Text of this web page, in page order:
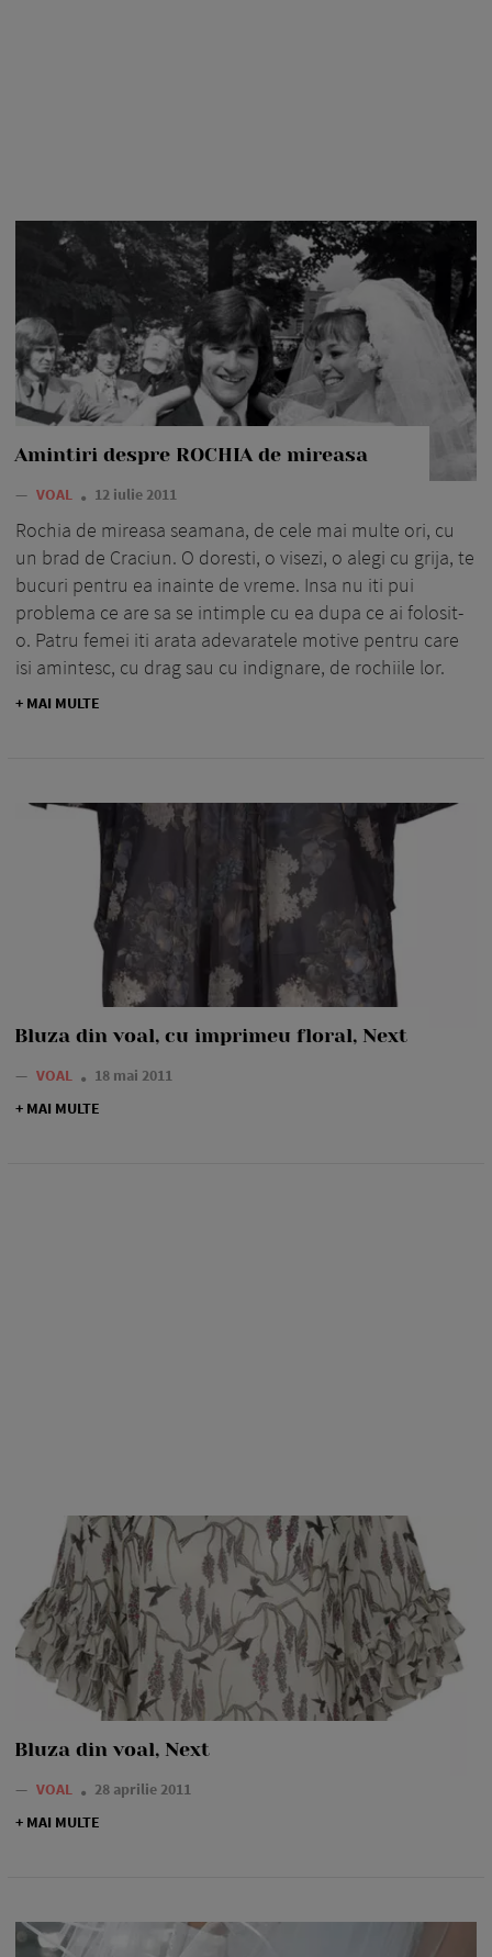
Amintiri despre ROCHIA de mireasa
— VOAL 12 iulie 2011
Rochia de mireasa seamana, de cele mai multe ori, cu
un brad de Craciun. O doresti, o visezi, o alegi cu grija, te
bucuri pentru ea inainte de vreme. Insa nu iti pui
problema ce are sa se intimple cu ea dupa ce ai folosit-
o. Patru femei iti arata adevaratele motive pentru care
isi amintesc, cu drag sau cu indignare, de rochiile lor.
+ MAI MULTE
Bluza din voal, cu imprimeu floral, Next
— VOAL
18 mai 2011
+ MAI MULTE
Bluza din voal, Next
— VOAL
28 aprilie 2011
+ MAI MULTE